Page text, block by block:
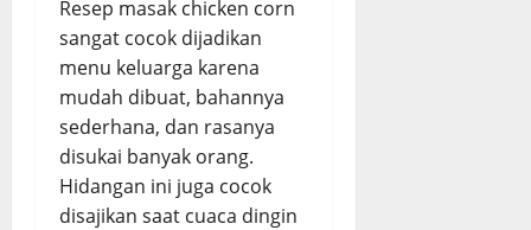
Resep masak chicken corn
sangat cocok dijadikan
menu keluarga karena
mudah dibuat, bahannya
sederhana, dan rasanya
disukai banyak orang.
Hidangan ini juga cocok
disajikan saat cuaca dingin